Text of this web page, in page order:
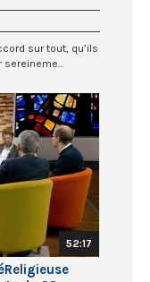
sur tout, qu’ils
52:17